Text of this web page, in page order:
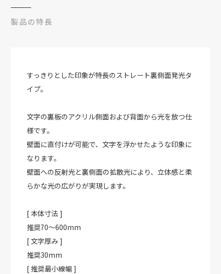
製品の特長
すっきりとした印象が特長のストレート裏側面発光タ
イプ。
文字の裏板のアクリル側面および背面から光を放つ仕
様です。
壁面に直付けが可能で、文字を浮かせたような印象に
なります。
壁面への反射光と裏側面の拡散光により、立体感と柔
らかな光の広がりが実現します。
[ 本体寸法 ]
推奨70～600mm
[ 文字厚み ]
推奨30mm
[ 推奨最小線幅 ]